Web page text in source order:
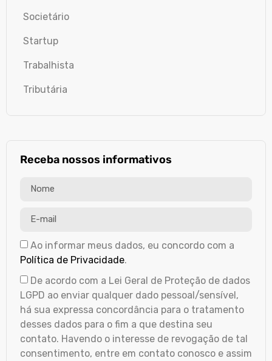
Societário
Startup
Trabalhista
Tributária
Receba nossos informativos
Ao informar meus dados, eu concordo com a
Política de Privacidade.
De acordo com a Lei Geral de Proteção de dados
LGPD ao enviar qualquer dado pessoal/sensível,
há sua expressa concordância para o tratamento
desses dados para o fim a que destina seu
contato. Havendo o interesse de revogação de tal
consentimento, entre em contato conosco e assim